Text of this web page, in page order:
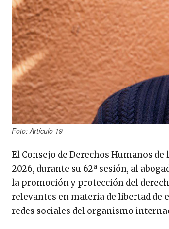
Foto: Artículo 19
El Consejo de Derechos Humanos
2026, durante su 62ª sesión, al
la promoción y protección del
relevantes en materia de libertad
redes sociales del organismo